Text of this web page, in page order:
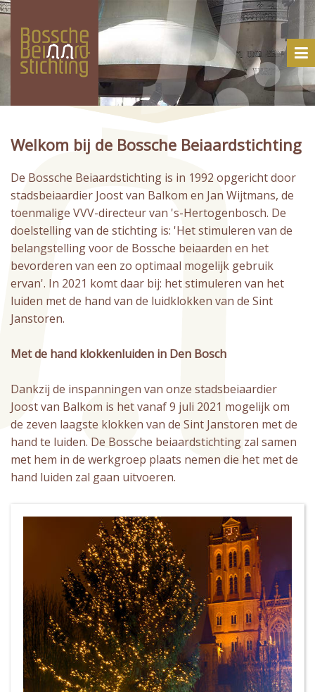
Welkom bij de Bossche Beiaardstichting
De Bossche Beiaardstichting is in 1992 opgericht door
stadsbeiaardier Joost van Balkom en Jan Wijtmans, de
toenmalige VVV-directeur van 's-Hertogenbosch. De
doelstelling van de stichting is: 'Het stimuleren van de
belangstelling voor de Bossche beiaarden en het
bevorderen van een zo optimaal mogelijk gebruik
ervan'. In 2021 komt daar bij: het stimuleren van het
luiden met de hand van de luidklokken van de Sint
Janstoren.
Met de hand klokkenluiden in Den Bosch
Dankzij de inspanningen van onze stadsbeiaardier
Joost van Balkom is het vanaf 9 juli 2021 mogelijk om
de zeven laagste klokken van de Sint Janstoren met de
hand te luiden. De Bossche beiaardstichting zal samen
met hem in de werkgroep plaats nemen die het met de
hand luiden zal gaan uitvoeren.